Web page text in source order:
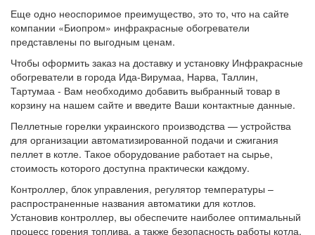
Еще одно неоспоримое преимущество, это то, что на сайте
компании «Биопром» инфракрасные обогреватели
представлены по выгодным ценам.
Чтобы оформить заказ на доставку и установку Инфракрасные
обогреватели в города Ида-Вирумаа, Нарва, Таллин,
Тартумаа - Вам необходимо добавить выбранный товар в
корзину на нашем сайте и введите Ваши контактные данные.
Пеллетные горелки украинского производства — устройства
для организации автоматизированной подачи и сжигания
пеллет в котле. Такое оборудование работает на сырье,
стоимость которого доступна практически каждому.
Контроллер, блок управления, регулятор температуры –
распространенные названия автоматики для котлов.
Установив контроллер, вы обеспечите наиболее оптимальный
процесс горения топлива, а также безопасность работы котла.